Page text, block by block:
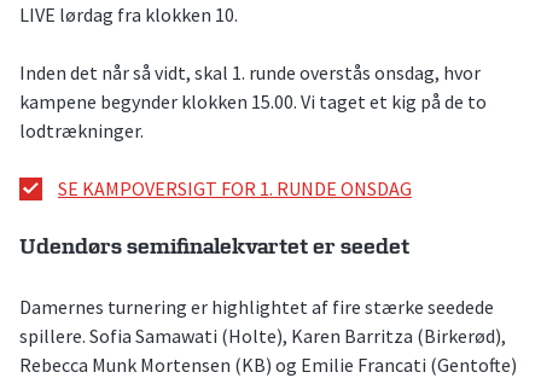
LIVE lørdag fra klokken 10.
Inden det når så vidt, skal 1. runde overstås onsdag, hvor
kampene begynder klokken 15.00. Vi taget et kig på de to
lodtrækninger.
SE KAMPOVERSIGT FOR 1. RUNDE ONSDAG
Udendørs semifinalekvartet er seedet
Damernes turnering er highlightet af fire stærke seedede
spillere. Sofia Samawati (Holte), Karen Barritza (Birkerød),
Rebecca Munk Mortensen (KB) og Emilie Francati (Gentofte)